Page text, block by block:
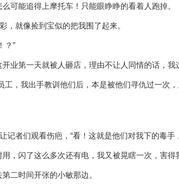
可能追得上摩托车！只能眼睁睁的看着人跑掉。
，就像捡到宝似的把我围了起来。
？”
业第一天就被人砸店，理由不让人同情的话，我
工，我出手教训他们后，本是被他们寻仇过一次
者们观看伤疤，“看！这就是他们对我下的毒手
，闪了这么多次还有电，我又被晃瞎一次，害
二时间开张的小敏那边。